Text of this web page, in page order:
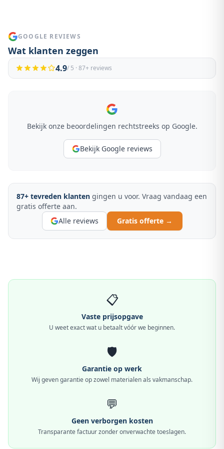
GOOGLE REVIEWS
Wat klanten zeggen
4.9/ 5 · 87+ reviews
Bekijk onze beoordelingen rechtstreeks op Google.
Bekijk Google reviews
87+ tevreden klanten gingen u voor. Vraag vandaag een
gratis offerte aan.
Alle reviews
Gratis offerte →
📋
Vaste prijsopgave
U weet exact wat u betaalt vóór we beginnen.
🛡️
Garantie op werk
Wij geven garantie op zowel materialen als vakmanschap.
💬
Geen verborgen kosten
Transparante factuur zonder onverwachte toeslagen.